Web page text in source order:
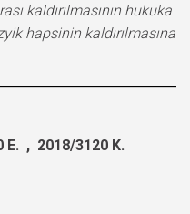
kaldırılmasının hukuka
hapsinin kaldırılmasına
, 2018/3120 K.